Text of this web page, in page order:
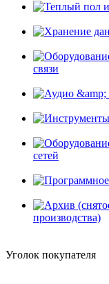
связи
сетей
производства)
Уголок покупателя